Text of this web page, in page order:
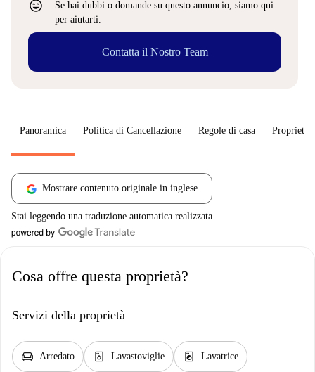
sentiment_very_satisfied
Se hai dubbi o domande su questo annuncio, siamo qui
per aiutarti.
Contatta il Nostro Team
Panoramica Politica di Cancellazione Regole di casa
Mostrare contenuto originale in inglese
Stai leggendo una traduzione automatica realizzata
Cosa offre questa proprietà?
Servizi della proprietà
chair Arredato dishwasher_gen Lavastoviglie local_laundry_service Lavatrice